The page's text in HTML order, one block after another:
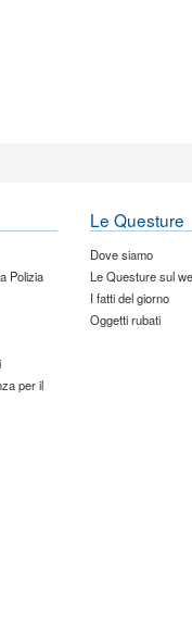
Polizia
per il
Le Questure
Dove siamo
Le Questure sul
I fatti del giorno
Oggetti rubati